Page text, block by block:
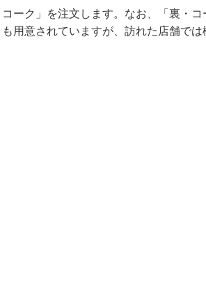
ーク」を注文します。なお、「裏・コ
用意されていますが、訪れた店舗で